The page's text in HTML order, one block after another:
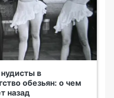
в
обезьян: о чем
назад